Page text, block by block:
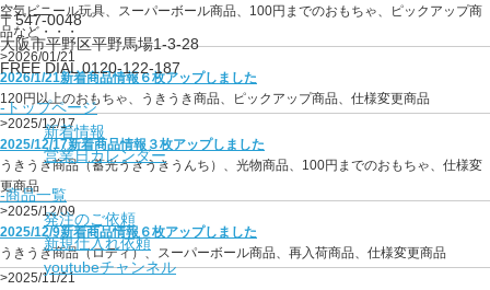
空気ビニール玩具、スーパーボール商品、100円までのおもちゃ、ピックアップ商
品など・・・
>2026/01/21
2026/1/21新着商品情報６枚アップしました
120円以上のおもちゃ、うきうき商品、ピックアップ商品、仕様変更商品
>2025/12/17
2025/12/17新着商品情報３枚アップしました
うきうき商品（蓄光うきうきうんち）、光物商品、100円までのおもちゃ、仕様変
更商品
>2025/12/09
2025/12/9新着商品情報６枚アップしました
うきうき商品（ロディ）、スーパーボール商品、再入荷商品、仕様変更商品
>2025/11/21
〒547-0048
大阪市平野区平野馬場1-3-28
FREE DIAL 0120-122-187
-トップページ
新着情報
営業日カレンダー
-商品一覧
発注のご依頼
新規仕入れ依頼
youtubeチャンネル